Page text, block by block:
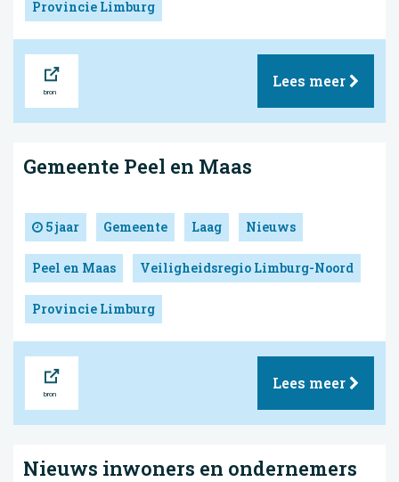
Provincie Limburg
Lees meer
Gemeente Peel en Maas
5 jaar Gemeente Laag Nieuws
Peel en Maas Veiligheidsregio Limburg-Noord
Provincie Limburg
Lees meer
Nieuws inwoners en ondernemers